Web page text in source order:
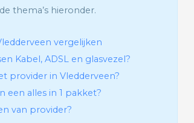
thema’s hieronder.
vergelijken
Kabel, ADSL en glasvezel?
provider in Vledderveen?
een alles in 1 pakket?
van provider?